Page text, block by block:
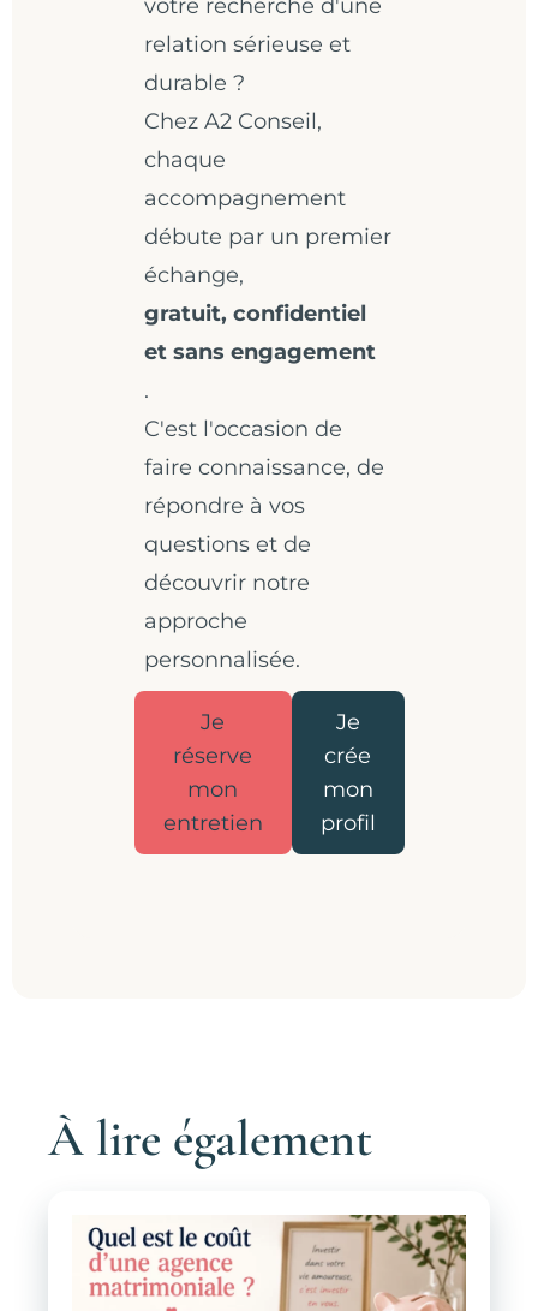
votre recherche d'une
relation sérieuse et
durable ?
Chez A2 Conseil,
chaque
accompagnement
débute par un premier
échange,
gratuit, confidentiel
et sans engagement
.
C'est l'occasion de
faire connaissance, de
répondre à vos
questions et de
découvrir notre
approche
personnalisée.
Je
réserve
mon
entretien
Je
crée
mon
profil
À lire également